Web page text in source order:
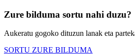
Zure bilduma sortu nahi duzu?
Aukeratu gogoko dituzun lanak eta
SORTU ZURE BILDUMA